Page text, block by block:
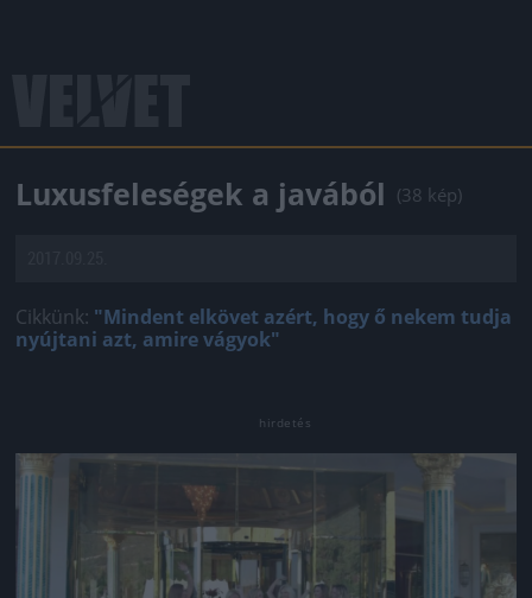
Luxusfeleségek a javából (38 kép)
Cikkünk: "Mindent elkövet azért, hogy ő nekem tudja
nyújtani azt, amire vágyok"
Jön még kép!